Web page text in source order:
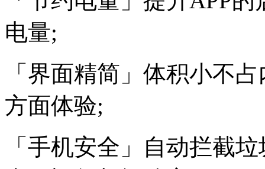
电量;
「界面精简」体积小不
方面体验;
「手机安全」自动拦截